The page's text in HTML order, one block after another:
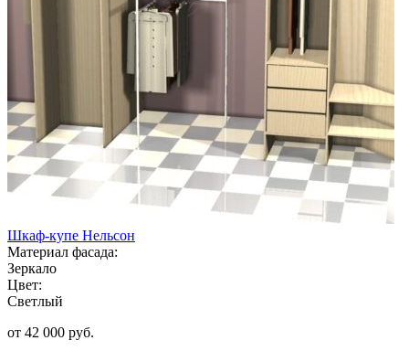
Шкаф-купе Нельсон
Материал фасада:
Зеркало
Цвет:
Светлый
от 42 000 руб.